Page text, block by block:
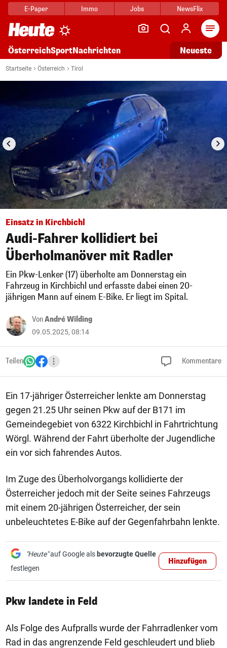
E-Paper Immo Jobs NewsFlix
ÖsterreichSportNachrichten Neueste
Startseite Österreich Tirol
1/2
Einsatz in Kirchbichl
Audi-Fahrer kollidiert bei
Überholmanöver mit Radler
Ein Pkw-Lenker (17) überholte am Donnerstag ein
Fahrzeug in Kirchbichl und erfasste dabei einen 20-
jährigen Mann auf einem E-Bike. Er liegt im Spital.
VonAndré Wilding
09.05.2025, 08:14
Teilen Kommentare
Ein 17-jähriger Österreicher lenkte am Donnerstag
gegen 21.25 Uhr seinen Pkw auf der B171 im
Gemeindegebiet von 6322 Kirchbichl in Fahrtrichtung
Wörgl. Während der Fahrt überholte der Jugendliche
ein vor sich fahrendes Autos.
Im Zuge des Überholvorgangs kollidierte der
Österreicher jedoch mit der Seite seines Fahrzeugs
mit einem 20-jährigen Österreicher, der sein
unbeleuchtetes E-Bike auf der Gegenfahrbahn lenkte.
"Heute"auf Google als bevorzugte Quelle
festlegen
Hinzufügen
Pkw landete in Feld
Als Folge des Aufpralls wurde der Fahrradlenker vom
Rad in das angrenzende Feld geschleudert und blieb